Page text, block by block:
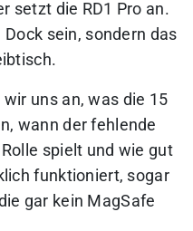
setzt die RD1 Pro an.
sein, sondern das
uns an, was die 15
wann der fehlende
spielt und wie gut
funktioniert, sogar
gar kein MagSafe